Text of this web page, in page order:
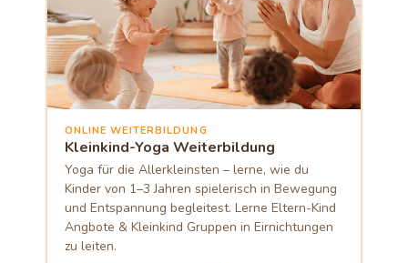
ONLINE WEITERBILDUNG
Kleinkind-Yoga Weiterbildung
Yoga für die Allerkleinsten – lerne, wie du
Kinder von 1–3 Jahren spielerisch in Bewegung
und Entspannung begleitest. Lerne Eltern-Kind
Angbote & Kleinkind Gruppen in Eirnichtungen
zu leiten.